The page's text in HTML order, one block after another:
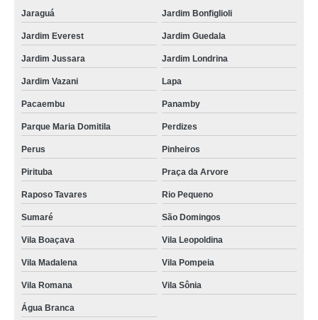
Jaraguá Jardim Bonfiglioli
Jardim Everest Jardim Guedala
Jardim Jussara Jardim Londrina
Jardim Vazani Lapa
Pacaembu Panamby
Parque Maria Domitila Perdizes
Perus Pinheiros
Pirituba Praça da Arvore
Raposo Tavares Rio Pequeno
Sumaré São Domingos
Vila Boaçava Vila Leopoldina
Vila Madalena Vila Pompeia
Vila Romana Vila Sônia
Água Branca